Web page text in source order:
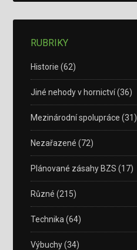
RUBRIKY
Historie (62)
Jiné nehody v hornictví(36)
Mezinárodní spolupráce (31)
Nezařazené (72)
Plánované zásahy BZS (17)
Různé (215)
Technika (64)
Výbuchy(34)